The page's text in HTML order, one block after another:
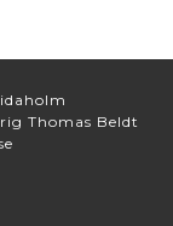
Thomas Beldt